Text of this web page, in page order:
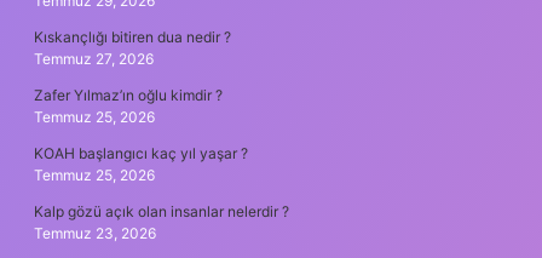
Kıskançlığı bitiren dua nedir ?
Temmuz 27, 2026
Zafer Yılmaz’ın oğlu kimdir ?
Temmuz 25, 2026
KOAH başlangıcı kaç yıl yaşar ?
Temmuz 25, 2026
Kalp gözü açık olan insanlar nelerdir ?
Temmuz 23, 2026